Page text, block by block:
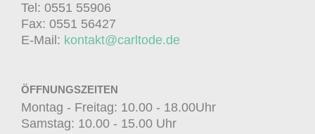
Tel: 0551 55906
Fax: 0551 56427
E-Mail: kontakt@carltode.de
ÖFFNUNGSZEITEN
Montag - Freitag: 10.00 - 18.00Uhr
Samstag: 10.00 - 15.00 Uhr